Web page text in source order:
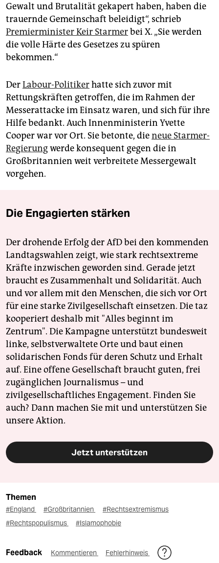
Gewalt und Brutalität gekapert haben, haben die
trauernde Gemeinschaft beleidigt“, schrieb
Premierminister Keir Starmerbei X. „Sie werden
die volle Härte des Gesetzes zu spüren
bekommen.“
DerLabour-Politikerhatte sich zuvor mit
Rettungskräften getroffen, die im Rahmen der
Messerattacke im Einsatz waren, und sich für ihre
Hilfe bedankt. Auch Innenministerin Yvette
Cooper war vor Ort. Sie betonte, dieneue Starmer-
Regierungwerde konsequent gegen die in
Großbritannien weit verbreitete Messergewalt
vorgehen.
Die Engagierten stärken
Der drohende Erfolg der AfD bei den kommenden
Landtagswahlen zeigt, wie stark rechtsextreme
Kräfte inzwischen geworden sind. Gerade jetzt
braucht es Zusammenhalt und Solidarität. Auch
und vor allem mit den Menschen, die sich vor Ort
für eine starke Zivilgesellschaft einsetzen. Die taz
kooperiert deshalb mit "Alles beginnt im
Zentrum". Die Kampagne unterstützt bundesweit
linke, selbstverwaltete Orte und baut einen
solidarischen Fonds für deren Schutz und Erhalt
auf. Eine offene Gesellschaft braucht guten, frei
zugänglichen Journalismus – und
zivilgesellschaftliches Engagement. Finden Sie
auch? Dann machen Sie mit und unterstützen Sie
unsere Aktion.
Jetzt unterstützen
Themen
#England #Großbritannien
#Rechtsextremismus
#Rechtspopulismus
#Islamophobie
Feedback Kommentieren Fehlerhinweis